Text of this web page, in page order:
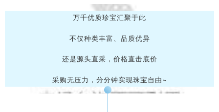
万千优质珍宝汇聚于此
不仅种类丰富、品质优异
还是源头直采，价格直击底价
采购无压力，分分钟实现珠宝自由~